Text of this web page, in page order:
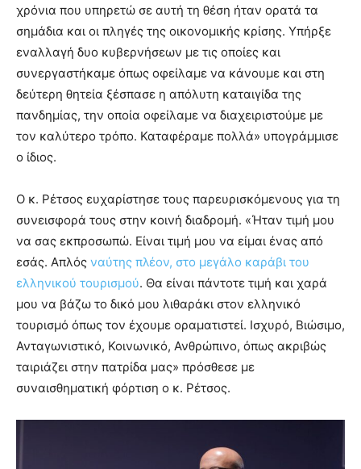
χρόνια που υπηρετώ σε αυτή τη θέση ήταν ορατά τα
σημάδια και οι πληγές της οικονομικής κρίσης. Υπήρξε
εναλλαγή δυο κυβερνήσεων με τις οποίες και
συνεργαστήκαμε όπως οφείλαμε να κάνουμε και στη
δεύτερη θητεία ξέσπασε η απόλυτη καταιγίδα της
πανδημίας, την οποία οφείλαμε να διαχειριστούμε με
τον καλύτερο τρόπο. Καταφέραμε πολλά» υπογράμμισε
ο ίδιος.
Ο κ. Ρέτσος ευχαρίστησε τους παρευρισκόμενους για τη
συνεισφορά τους στην κοινή διαδρομή. «Ήταν τιμή μου
να σας εκπροσωπώ. Είναι τιμή μου να είμαι ένας από
εσάς. Απλός ναύτης πλέον, στο μεγάλο καράβι του
ελληνικού τουρισμού. Θα είναι πάντοτε τιμή και χαρά
μου να βάζω το δικό μου λιθαράκι στον ελληνικό
τουρισμό όπως τον έχουμε οραματιστεί. Ισχυρό, Βιώσιμο,
Ανταγωνιστικό, Κοινωνικό, Ανθρώπινο, όπως ακριβώς
ταιριάζει στην πατρίδα μας» πρόσθεσε με
συναισθηματική φόρτιση ο κ. Ρέτσος.